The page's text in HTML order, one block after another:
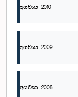
අයවැය 2010
අයවැය 2009
අයවැය 2008